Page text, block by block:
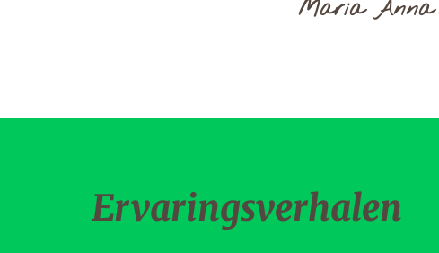
Maria Anna
Ervaringsverhalen